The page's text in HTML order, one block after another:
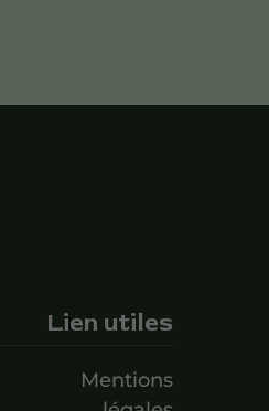
Lien utiles
Mentions